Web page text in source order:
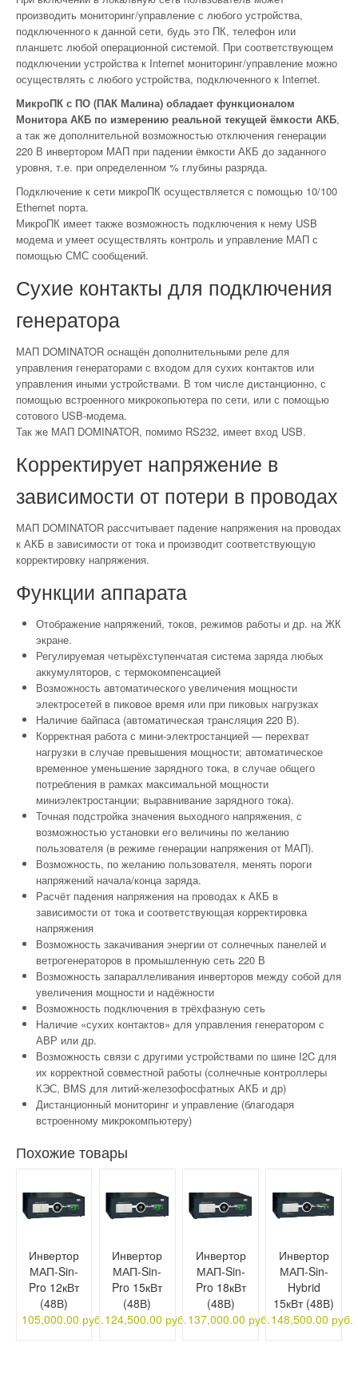
производить мониторинг/управление с любого устройства,
подключенного к данной сети, будь это ПК, телефон или
планшетс любой операционной системой. При соответствующем
подключении устройства к Internet мониторинг/управление можно
осуществлять с любого устройства, подключенного к Internet.
МикроПК с ПО (ПАК Малина) обладает функционалом
Монитора АКБ по измерению реальной текущей ёмкости АКБ,
а так же дополнительной возможностью отключения генерации
220 В инвертором МАП при падении ёмкости АКБ до заданного
уровня, т.е. при определенном % глубины разряда.
Подключение к сети микроПК осуществляется с помощью 10/100
Ethernet порта.
МикроПК имеет также возможность подключения к нему USB
модема и умеет осуществлять контроль и управление МАП с
помощью СМС сообщений.
Сухие контакты для подключения
генератора
МАП DOMINATOR оснащён дополнительными реле для
управления генераторами с входом для сухих контактов или
управления иными устройствами. В том числе дистанционно, с
помощью встроенного микрокопьютера по сети, или с помощью
сотового USB-модема.
Так же МАП DOMINATOR, помимо RS232, имеет вход USB.
Корректирует напряжение в
зависимости от потери в проводах
МАП DOMINATOR рассчитывает падение напряжения на проводах
к АКБ в зависимости от тока и производит соответствующую
корректировку напряжения.
Функции аппарата
Отображение напряжений, токов, режимов работы и др. на ЖК
экране.
Регулируемая четырёхступенчатая система заряда любых
аккумуляторов, с термокомпенсацией
Возможность автоматического увеличения мощности
электросетей в пиковое время или при пиковых нагрузках
Наличие байпаса (автоматическая трансляция 220 В).
Корректная работа с мини-электростанцией — перехват
нагрузки в случае превышения мощности; автоматическое
временное уменьшение зарядного тока, в случае общего
потребления в рамках максимальной мощности
миниэлектростанции; выравнивание зарядного тока).
Точная подстройка значения выходного напряжения, с
возможностью установки его величины по желанию
пользователя (в режиме генерации напряжения от МАП).
Возможность, по желанию пользователя, менять пороги
напряжений начала/конца заряда.
Расчёт падения напряжения на проводах к АКБ в
зависимости от тока и соответствующая корректировка
напряжения
Возможность закачивания энергии от солнечных панелей и
ветрогенераторов в промышленную сеть 220 В
Возможность запараллеливания инверторов между собой для
увеличения мощности и надёжности
Возможность подключения в трёхфазную сеть
Наличие «сухих контактов» для управления генератором с
АВР или др.
Возможность связи с другими устройствами по шине I2C для
их корректной совместной работы (солнечные контроллеры
КЭС, BMS для литий-железофосфатных АКБ и др)
Дистанционный мониторинг и управление (благодаря
встроенному микрокомпьютеру)
Похожие товары
Инвертор
МАП-Sin-
Pro 12кВт
(48В)
105,000.00 руб.
Инвертор
МАП-Sin-
Pro 15кВт
(48В)
124,500.00 руб.
Инвертор
МАП-Sin-
Pro 18кВт
(48В)
137,000.00 руб.
Инвертор
МАП-Sin-
Hybrid
15кВт (48В)
148,500.00 руб.